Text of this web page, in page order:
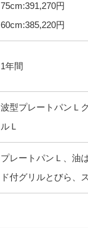
75cm:391,270円
60cm:385,220円
1年間
波型プレートパンＬ
ルＬ
プレートパンＬ、油
ド付グリルとびら、